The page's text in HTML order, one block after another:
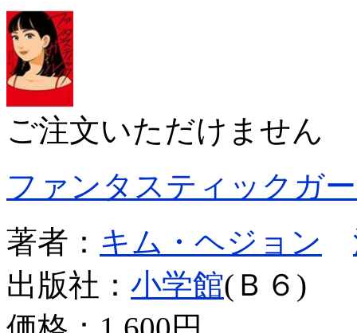
ご注文いただけません
ファンタスティックガ
著者： キム・ヘジョン
出版社： 小学館(Ｂ６)